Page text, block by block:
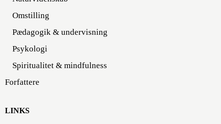
Omstilling
Pædagogik & undervisning
Psykologi
Spiritualitet & mindfulness
Forfattere
LINKS